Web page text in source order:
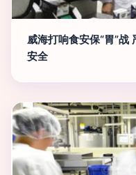
威海打响食安保“胃”战
安全